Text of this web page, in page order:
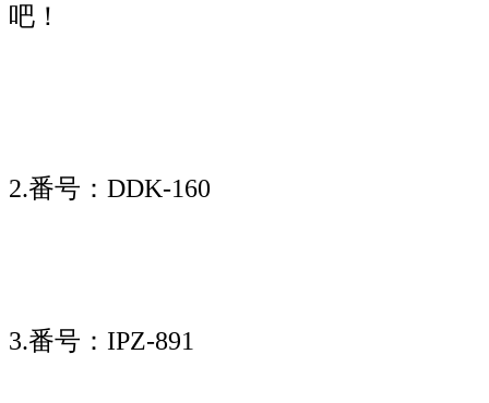
吧！
2.番号：DDK-160
3.番号：IPZ-891